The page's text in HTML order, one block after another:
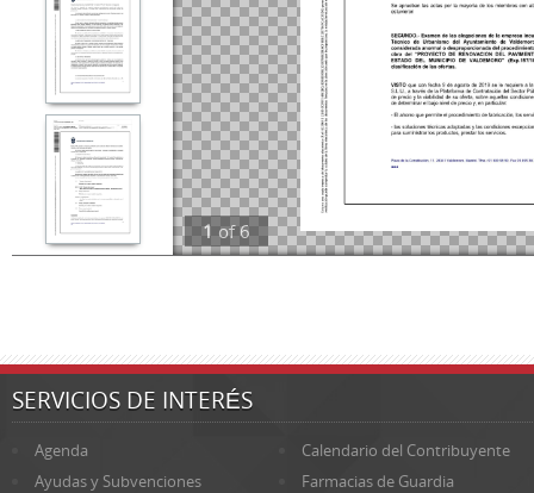
1 of6
SERVICIOS DE INTERÉS
Agenda
Calendario del Contribuyente
Ayudas y Subvenciones
Farmacias de Guardia